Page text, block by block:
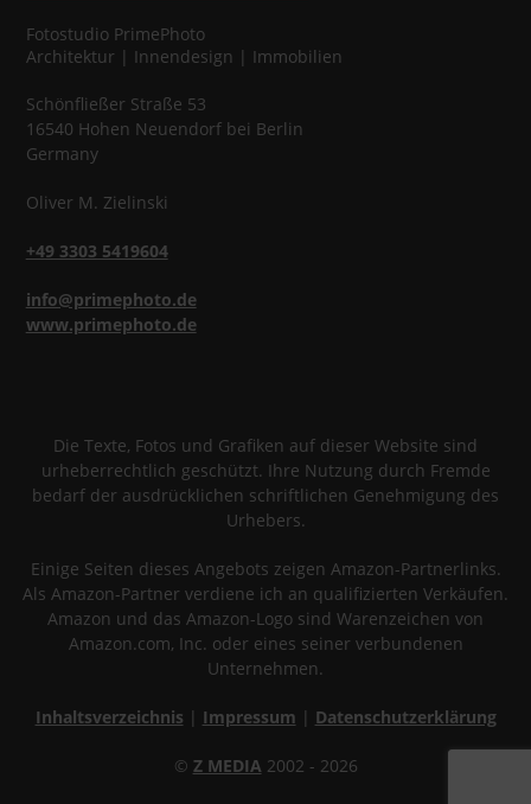
Fotostudio PrimePhoto
Architektur | Innendesign | Immobilien
Schönfließer Straße 53
16540 Hohen Neuendorfbei Berlin
Germany
Oliver M. Zielinski
+49 3303 5419604
info@primephoto.de
www.primephoto.de
Die Texte, Fotos und Grafiken auf dieser Website sind
urheberrechtlich geschützt. Ihre Nutzung durch Fremde
bedarf der ausdrücklichen schriftlichen Genehmigung des
Urhebers.
Einige Seiten dieses Angebots zeigen Amazon-Partnerlinks.
Als Amazon-Partner verdiene ich an qualifizierten Verkäufen.
Amazon und das Amazon-Logo sind Warenzeichen von
Amazon.com, Inc. oder eines seiner verbundenen
Unternehmen.
Inhaltsverzeichnis | Impressum | Datenschutzerklärung
© Z MEDIA 2002 - 2026